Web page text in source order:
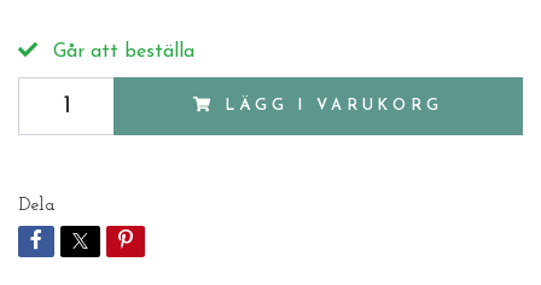
Går att beställa
LÄGG I VARUKORG
Dela